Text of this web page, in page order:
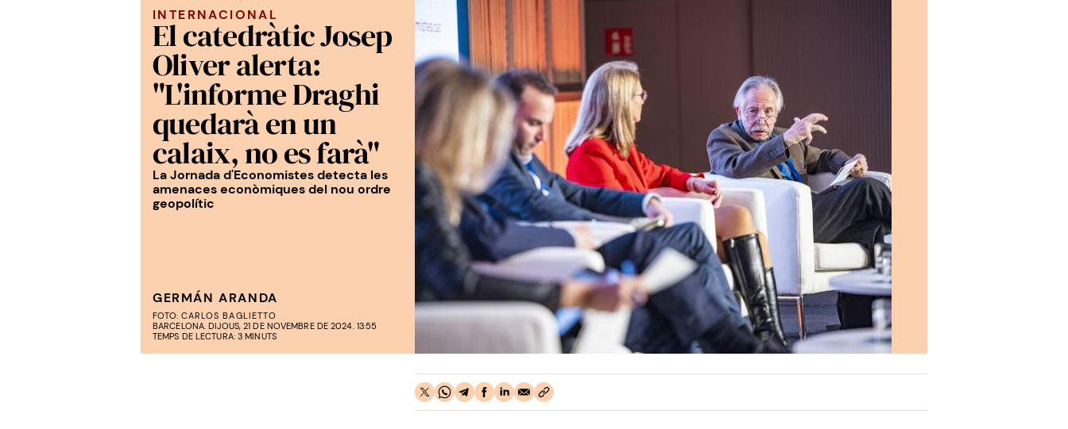
INTERNACIONAL
El catedràtic Josep
Oliver alerta:
"L'informe Draghi
quedarà en un
calaix, no es farà"
La Jornada d'Economistes detecta les
amenaces econòmiques del nou ordre
geopolític
GERMÁN ARANDA
FOTO: CARLOS BAGLIETTO
BARCELONA. DIJOUS, 21 DE NOVEMBRE DE 2024. 13:55
TEMPS DE LECTURA: 3 MINUTS